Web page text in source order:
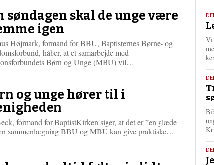
m
e
e
søndagen skal de unge være
igen
Højmark, formand for BBU, Baptisternes Børne- og
håber, at et samarbejde med
Børn og Unge (MBU) vil…
og unge hører til i
formand for BaptistKirken siger, at det er ”en glæde
sammenlægning BBU og MBU kan give praktiske…
s
Vi
2.